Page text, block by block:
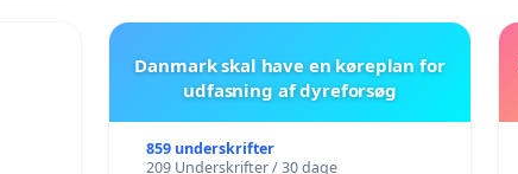
Danmark skal have en køreplan for
udfasning af dyreforsøg
859 underskrifter
209 Underskrifter / 30 dage